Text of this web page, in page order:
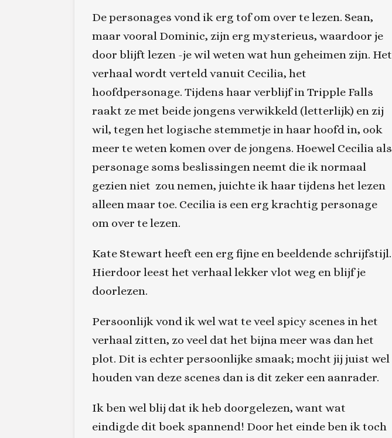
De personages vond ik erg tof om over te lezen. Sean,
maar vooral Dominic, zijn erg mysterieus, waardoor je
door blijft lezen -je wil weten wat hun geheimen zijn. Het
verhaal wordt verteld vanuit Cecilia, het
hoofdpersonage. Tijdens haar verblijf in Tripple Falls
raakt ze met beide jongens verwikkeld (letterlijk) en zij
wil, tegen het logische stemmetje in haar hoofd in, ook
meer te weten komen over de jongens. Hoewel Cecilia als
personage soms beslissingen neemt die ik normaal
gezien niet zou nemen, juichte ik haar tijdens het lezen
alleen maar toe. Cecilia is een erg krachtig personage
om over te lezen.
Kate Stewart heeft een erg fijne en beeldende schrijfstijl.
Hierdoor leest het verhaal lekker vlot weg en blijf je
doorlezen.
Persoonlijk vond ik wel wat te veel spicy scenes in het
verhaal zitten, zo veel dat het bijna meer was dan het
plot. Dit is echter persoonlijke smaak; mocht jij juist wel
houden van deze scenes dan is dit zeker een aanrader.
Ik ben wel blij dat ik heb doorgelezen, want wat
eindigde dit boek spannend! Door het einde ben ik toch